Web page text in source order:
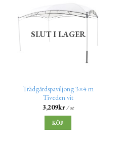
SLUT I LAGER
Trädgårdspaviljong 3×4 m
Tiveden vit
3,209kr/ st
KÖP